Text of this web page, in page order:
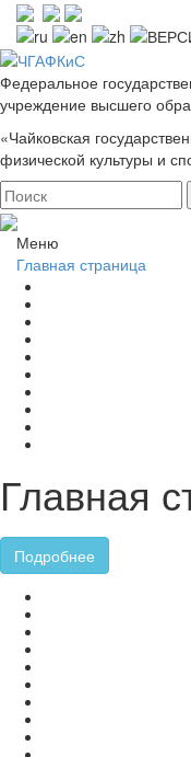
Федеральное
учреждение высшего
«Чайковская
физической культуры и
Меню
Главная страница
Главная
Подробнее